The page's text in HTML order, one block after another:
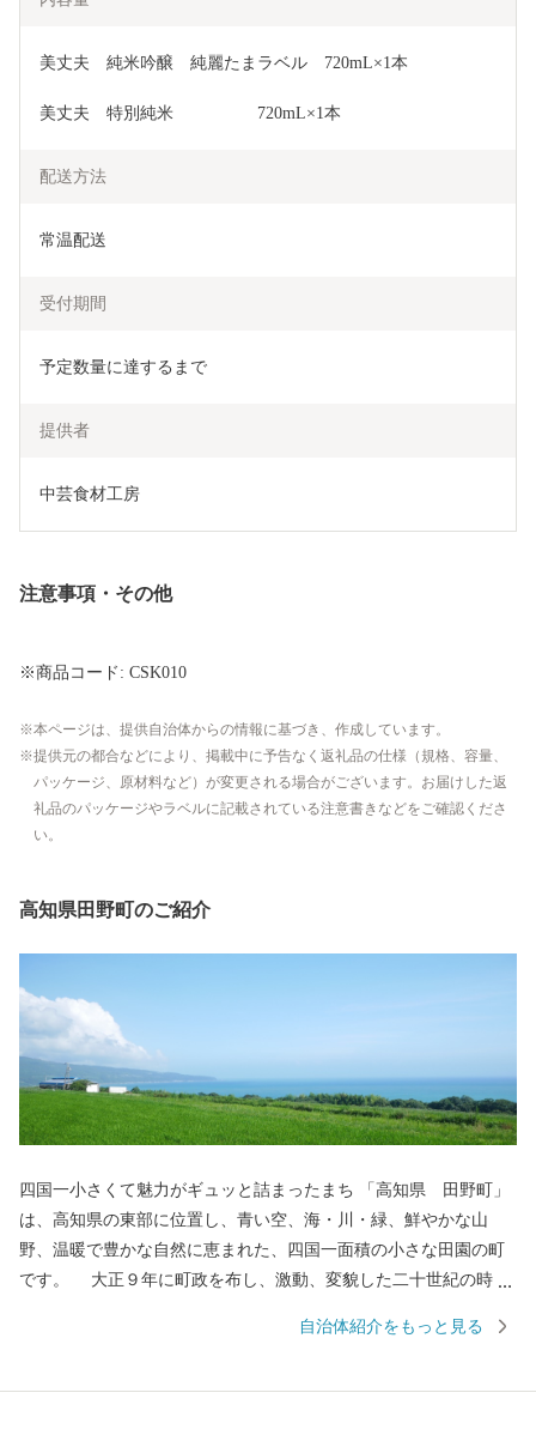
美丈夫　純米吟醸　純麗たまラベル　720mL×1本
美丈夫　特別純米　　　　　720mL×1本
配送方法
常温配送
受付期間
予定数量に達するまで
提供者
中芸食材工房
注意事項・その他
※商品コード: CSK010
本ページは、提供自治体からの情報に基づき、作成しています。
提供元の都合などにより、掲載中に予告なく返礼品の仕様（規格、容量、
パッケージ、原材料など）が変更される場合がございます。お届けした返
礼品のパッケージやラベルに記載されている注意書きなどをご確認くださ
い。
高知県田野町のご紹介
四国一小さくて魅力がギュッと詰まったまち 「高知県 田野町」
は、高知県の東部に位置し、青い空、海・川・緑、鮮やかな山
野、温暖で豊かな自然に恵まれた、四国一面積の小さな田園の町
です。 大正９年に町政を布し、激動、変貌した二十世紀の時代
かな明るい活力ある今日の町勢を築いてり、2020年に町制100周年
自治体紹介をもっと見る